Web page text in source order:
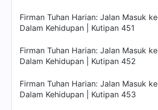
Firman Tuhan Harian: Jalan Masuk ke
Dalam Kehidupan | Kutipan 451
Firman Tuhan Harian: Jalan Masuk ke
Dalam Kehidupan | Kutipan 452
Firman Tuhan Harian: Jalan Masuk ke
Dalam Kehidupan | Kutipan 453